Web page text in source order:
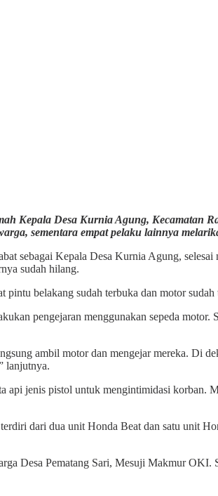
Kepala Desa Kurnia Agung,
sementara empat pelaku lainnya
sebagai Kepala Desa Kurnia Agung,
sudah hilang.
pintu belakang sudah terbuka dan motor
pengejaran menggunakan sepeda
ambil motor dan mengejar mereka. Di
lanjutnya.
api jenis pistol untuk mengintimidasi korban.
dari dua unit Honda Beat dan satu unit
Desa Pematang Sari, Mesuji Makmur